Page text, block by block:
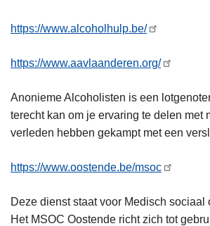
https://www.alcoholhulp.be/
https://www.aavlaanderen.org/
Anonieme Alcoholisten is een
terecht kan om je ervaring te delen met
verleden hebben gekampt met een
https://www.oostende.be/msoc
Deze dienst staat voor Medisch sociaal
Het MSOC Oostende richt zich tot